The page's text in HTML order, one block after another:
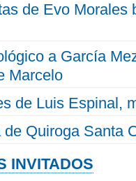
de Evo Morales
a García
Marcelo
de Luis Espinal,
Quiroga Santa
INVITADOS